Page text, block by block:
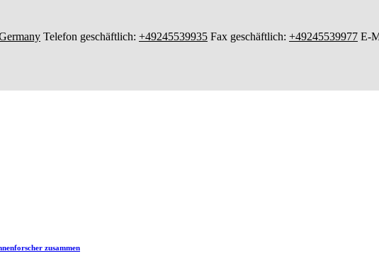
Telefon geschäftlich: +49245539935 Fax geschäftlich: +49245539977 E-
zusammen